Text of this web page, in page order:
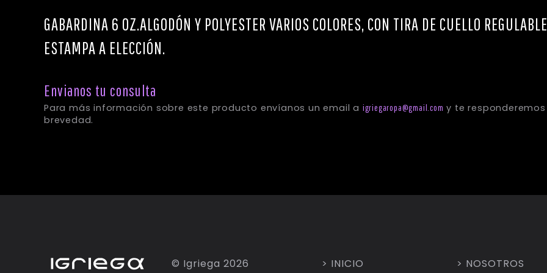
GABARDINA 6 OZ.ALGODÓN Y POLYESTER VARIOS COLORES, CON TIRA DE CUELLO
ESTAMPA A ELECCIÓN.
Envianos tu consulta
© Igriega 2026
> INICIO > NOSOTROS